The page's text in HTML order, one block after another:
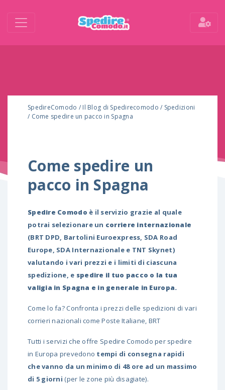
SpedireComodo / Il Blog di Spedirecomodo / Spedizioni
/ Come spedire un pacco in Spagna
Come spedire un
pacco in Spagna
Spedire Comodo è il servizio grazie al quale
potrai selezionare un corriere internazionale
(BRT DPD, Bartolini Euroexpress, SDA Road
Europe, SDA Internazionale e TNT Skynet)
valutando i vari prezzi e i limiti di ciascuna
spedizione, e spedire il tuo pacco o la tua
valigia in Spagna e in generale in Europa.
Come lo fa? Confronta i prezzi delle spedizioni di vari
corrieri nazionali come Poste Italiane, BRT
Tutti i servizi che offre Spedire Comodo per spedire
in Europa prevedono tempi di consegna rapidi
che vanno da un minimo di 48 ore ad un massimo
di 5 giorni (per le zone più disagiate).